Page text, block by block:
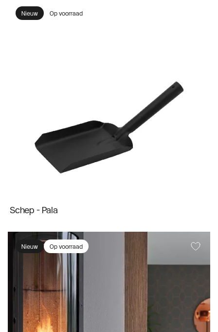
Nieuw Op voorraad
Schep - Pala
Nieuw Op voorraad